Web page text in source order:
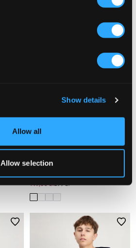
Show details
Allow all
Allow selection
MAGGIORE
DOUBLE KNIT ZIP HOODIE
149,50 zł299 zł